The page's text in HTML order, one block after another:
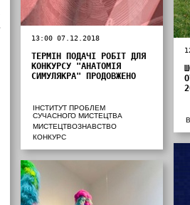
13:00 07.12.2018
ТЕРМІН ПОДАЧІ РОБІТ ДЛЯ
КОНКУРСУ "АНАТОМІЯ
СИМУЛЯКРА" ПРОДОВЖЕНО
ІНСТИТУТ ПРОБЛЕМ
СУЧАСНОГО МИСТЕЦТВА
МИСТЕЦТВОЗНАВСТВО
КОНКУРС